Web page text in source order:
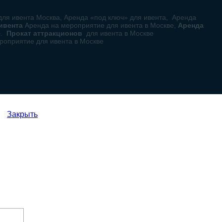
ивента Москва, Аренда «под ключ» для ивента, Аренда
Аренда на мероприятие для ивента в Москве, Аренда
Прокат аттракционов для ивента в Москве
для ивента в Москве
Закрыть